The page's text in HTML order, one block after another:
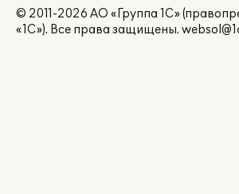
© 2011-2026 АО «Группа 1С»
«1С»). Все права защищены.